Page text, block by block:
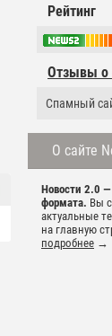
Рейтинг
Отзывы о
Спамный
О сайте
Новости 2.0 —
формата. Вы
актуальные
на главную
подробнее →